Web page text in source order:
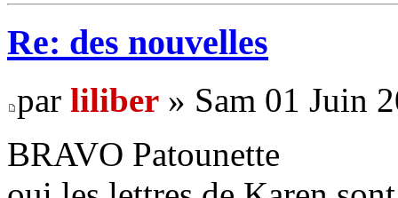
Re: des nouvelles
par liliber » Sam 01 Juin
BRAVO Patounette